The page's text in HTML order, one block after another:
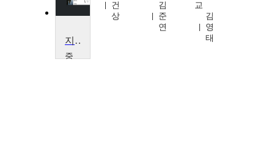
건
상
김
준
연
교
김
영
태
지식재산의 이해
중